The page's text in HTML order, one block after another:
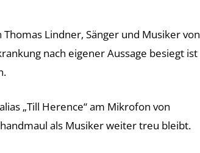
Lindner, Sänger und Musiker von
nach eigener Aussage besiegt ist
„Till Herence“ am Mikrofon von
als Musiker weiter treu bleibt.